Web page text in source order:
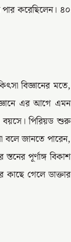
পার করেছিলেন। ৪০
বিজ্ঞানের মতে,
এর আগে এমন
পিরিয়ড শুরু
বলে জানতে পারেন,
পূর্ণাঙ্গ বিকাশ
কাছে গেলে ডাক্তার